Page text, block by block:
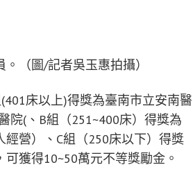
（圖/記者吳玉惠拍攝）
床以上)得獎為臺南市立安南醫
院(、B組（251~400床）得獎為
營）、C組（250床以下）得獎
獲得10~50萬元不等獎勵金。